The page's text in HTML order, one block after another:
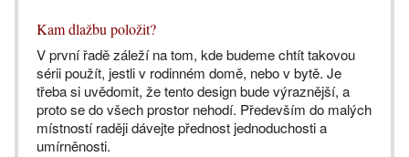
Kam dlažbu položit?
V první řadě záleží na tom, kde budeme chtít takovou
sérii použít, jestli v rodinném domě, nebo v bytě. Je
třeba si uvědomit, že tento design bude výraznější, a
proto se do všech prostor nehodí. Především do malých
místností raději dávejte přednost jednoduchosti a
umírněnosti.